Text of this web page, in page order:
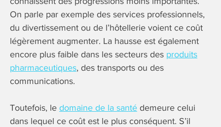
On parle par exemple des services professionnels,
du divertissement ou de l’hôtellerie voient ce coût
légèrement augmenter. La hausse est également
encore plus faible dans les secteurs des produits
pharmaceutiques, des transports ou des
communications.
Toutefois, le domaine de la santé demeure celui
dans lequel ce coût est le plus conséquent. S’il